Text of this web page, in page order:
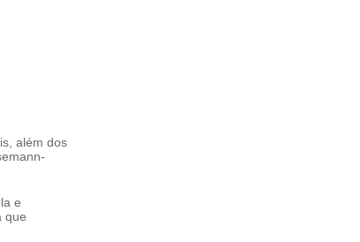
além dos
e
que